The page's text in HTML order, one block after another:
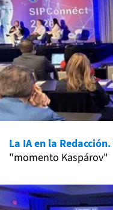
La IA en la Redacción.
"momento Kaspárov"